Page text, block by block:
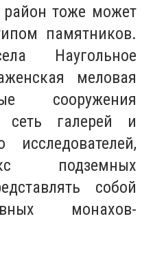
район тоже может
памятников.
Наугольное
меловая
сооружения
сеть галерей и
подземных
собой
монахов-